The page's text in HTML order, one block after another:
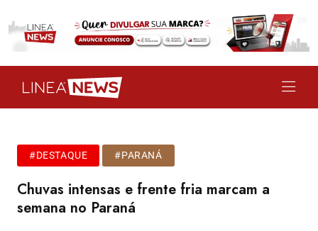
#DESTAQUE #PARANÁ
Chuvas intensas e frente fria marcam a
semana no Paraná